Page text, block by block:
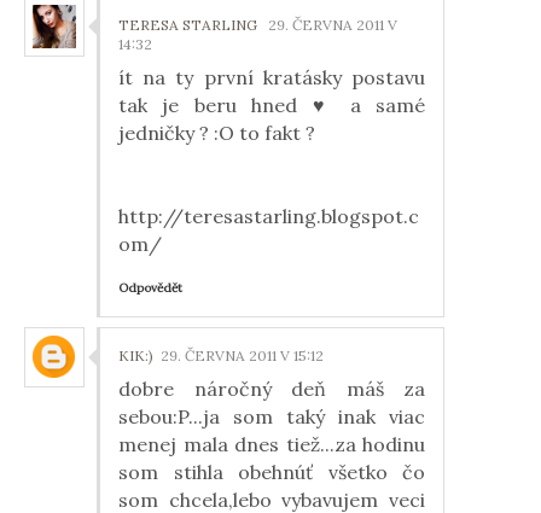
TERESA STARLING
29. ČERVNA 2011 V
14:32
ít na ty první kratásky postavu
tak je beru hned ♥ a samé
jedničky ? :O to fakt ?
http://teresastarling.blogspot.c
om/
Odpovědět
KIK:) 29. ČERVNA 2011 V 15:12
dobre náročný deň máš za
sebou:P...ja som taký inak viac
menej mala dnes tiež...za hodinu
som stihla obehnúť všetko čo
som chcela,lebo vybavujem veci